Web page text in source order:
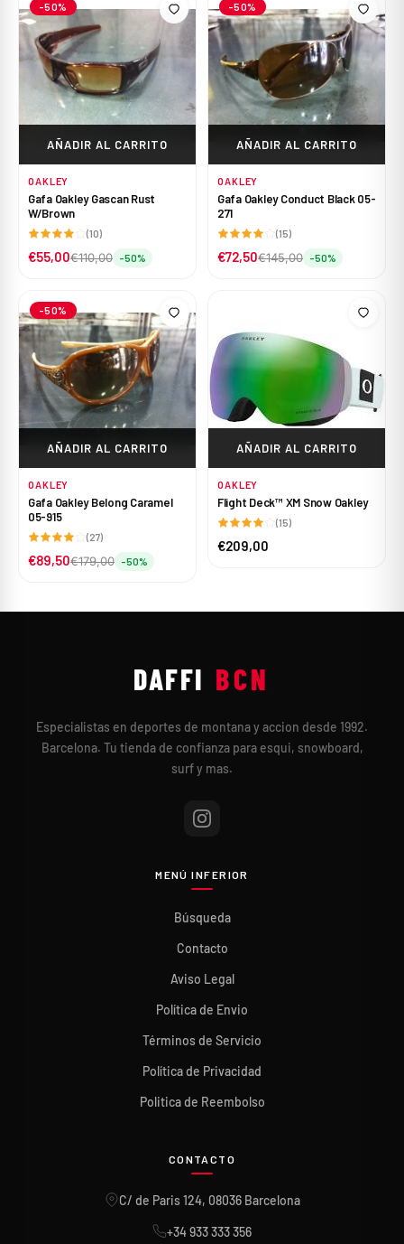
-50%
AÑADIR AL CARRITO
OAKLEY
Gafa Oakley Gascan Rust
W/Brown
(10)
€55,00€110,00 -50%
-50%
AÑADIR AL CARRITO
OAKLEY
Gafa Oakley Conduct Black 05-
271
(15)
€72,50€145,00 -50%
-50%
AÑADIR AL CARRITO
OAKLEY
Gafa Oakley Belong Caramel
05-915
(27)
€89,50€179,00 -50%
AÑADIR AL CARRITO
OAKLEY
Flight Deck™ XM Snow Oakley
(15)
€209,00
DAFFI BCN
Especialistas en deportes de montana y accion desde 1992.
Barcelona. Tu tienda de confianza para esqui, snowboard,
surf y mas.
MENÚ INFERIOR
Búsqueda
Contacto
Aviso Legal
Política de Envio
Términos de Servicio
Política de Privacidad
Politica de Reembolso
CONTACTO
C/ de Paris 124, 08036 Barcelona
+34 933 333 356